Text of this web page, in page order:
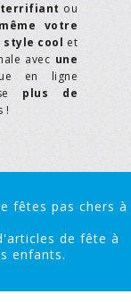
terrifiant ou
votre
style cool et
avec une
en ligne
plus de
!
fêtes pas chers à
de fête à
enfants.